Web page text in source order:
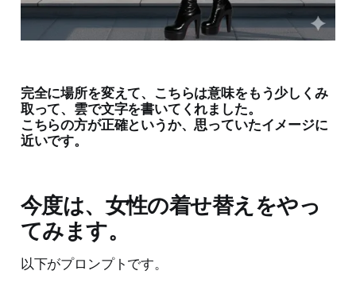
完全に場所を変えて、こちらは意味をもう少しくみ
取って、雲で文字を書いてくれました。
こちらの方が正確というか、思っていたイメージに
近いです。
今度は、女性の着せ替えをやっ
てみます。
以下がプロンプトです。